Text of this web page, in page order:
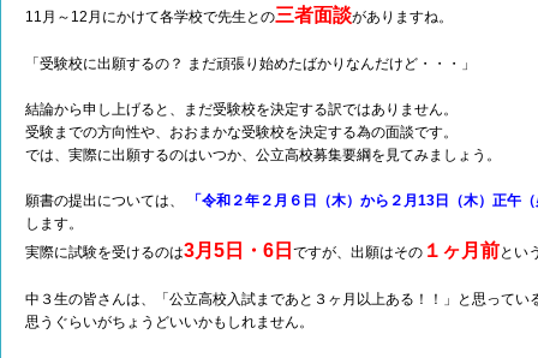
11月～12月にかけて各学校で先生との三者面談がありますね。
「受験校に出願するの？ まだ頑張り始めたばかりなんだけど・・・」
結論から申し上げると、まだ受験校を決定する訳ではありません。
受験までの方向性や、おおまかな受験校を決定する為の面談です。
では、実際に出願するのはいつか、公立高校募集要綱を見てみましょう。
願書の提出については、
「令和２年２月６日（木）から２月13日（木）正午
します。
実際に試験を受けるのは3月5日・6日 ですが、出願はその １ヶ月前とい
中３生の皆さんは、「公立高校入試まであと３ヶ月以上ある！！」と思って
思うぐらいがちょうどいいかもしれません。